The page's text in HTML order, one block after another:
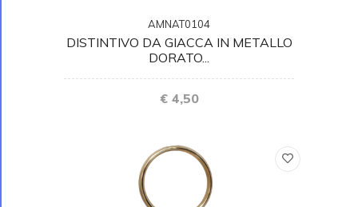
AMNAT0104
DISTINTIVO DA GIACCA IN METALLO
DORATO...
€ 4,50